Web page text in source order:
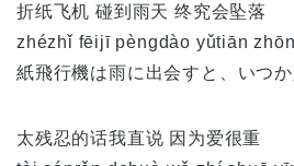
折纸飞机 碰到雨天 终究会坠落
zhézhǐ fēijī pèngdào yǔtiān
紙飛行機は雨に出会すと、いつ
太残忍的话我直说 因为爱很重